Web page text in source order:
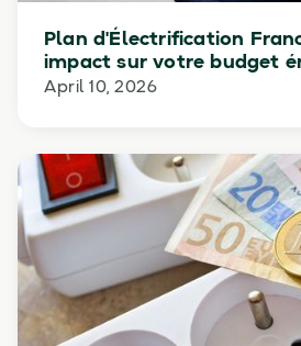
Plan d'Électrification
impact sur votre budget
April 10, 2026